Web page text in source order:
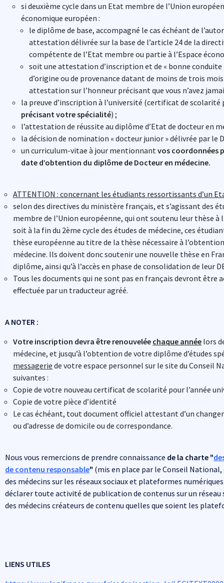
si deuxième cycle dans un Etat membre de l’Union
le diplôme de base, accompagné le cas échéant de
attestation délivrée sur la base de l’article 24 de la
compétente de l’Etat membre ou partie à l’Espace
soit une attestation d’inscription et de « bonne conduite
d’origine ou de provenance datant de moins de trois
attestation sur l’honneur précisant que vous n’avez
la preuve d’inscription à l’université (certificat de scolarité
précisant votre spécialité) ;
l’attestation de réussite au diplôme d’Etat de docteur en
la décision de nomination « docteur junior » délivrée par le
un curriculum-vitae à jour mentionnantvos coordonnées
date d’obtention du diplôme de Docteur en médecine.
ATTENTION : concernant les étudiants ressortissants d’un
selon des directives du ministère français, et s’agissant des
membre de l’Union européenne, qui ont soutenu leur thèse à
soit à la fin du 2ème cycle des études de médecine, ces
thèse européenne au titre de la thèse nécessaire à
médecine. Ils doivent donc soutenir une nouvelle thèse en
diplôme, ainsi qu’à l’accès en phase de consolidation de leur
Tous les documents qui ne sont pas en français devront être
effectuée par un traducteur agréé.
A NOTER :
Votre inscription devra être renouvelée chaque année lors
médecine, et jusqu’à l’obtention de votre diplôme d’études
messagerie de votre espace personnel sur le site du Conseil
suivantes :
Copie de votre nouveau certificat de scolarité pour l’année
Copie de votre pièce d’identité
Le cas échéant, tout document officiel attestant d’un
ou d’adresse de domicile ou de correspondance.
Nous vous remercions de prendre connaissance de la charte "
de contenu responsable" (mis en place par le Conseil
des médecins sur les réseaux sociaux et plateformes
déclarer toute activité de publication de contenus sur un réseau
des médecins créateurs de contenu quelles que soient les
LIENS UTILES